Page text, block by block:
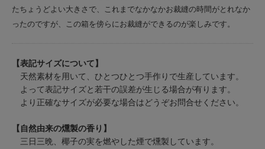
たちょうどよい大きさで、これまでなかなかお裁縫の時間がとれなか
ったのですが、この箱を傍らにお裁縫ができるのが楽しみです。
【表記サイズについて】
天然素材を用いて、ひとつひとつ手作りで生産しています。
よって表記サイズと若干の誤差が生じる場合が有ります。
より正確なサイズが必要な場合はどうぞお問合せください。
【自然由来の燻製の香り】
三日三晩、椰子の実を燃やした煙で燻製しています。